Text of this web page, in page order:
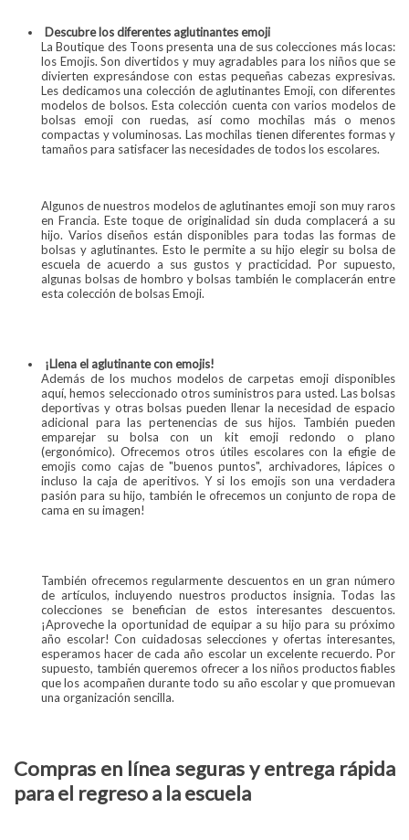
Descubre los diferentes aglutinantes emoji
La Boutique des Toons presenta una de sus colecciones más locas:
los Emojis. Son divertidos y muy agradables para los niños que se
divierten expresándose con estas pequeñas cabezas expresivas.
Les dedicamos una colección de aglutinantes Emoji, con diferentes
modelos de bolsos. Esta colección cuenta con varios modelos de
bolsas emoji con ruedas, así como mochilas más o menos
compactas y voluminosas. Las mochilas tienen diferentes formas y
tamaños para satisfacer las necesidades de todos los escolares.
Algunos de nuestros modelos de aglutinantes emoji son muy raros
en Francia. Este toque de originalidad sin duda complacerá a su
hijo. Varios diseños están disponibles para todas las formas de
bolsas y aglutinantes. Esto le permite a su hijo elegir su bolsa de
escuela de acuerdo a sus gustos y practicidad. Por supuesto,
algunas bolsas de hombro y bolsas también le complacerán entre
esta colección de bolsas Emoji.
¡Llena el aglutinante con emojis!
Además de los muchos modelos de carpetas emoji disponibles
aquí, hemos seleccionado otros suministros para usted. Las bolsas
deportivas y otras bolsas pueden llenar la necesidad de espacio
adicional para las pertenencias de sus hijos. También pueden
emparejar su bolsa con un kit emoji redondo o plano
(ergonómico). Ofrecemos otros útiles escolares con la efigie de
emojis como cajas de "buenos puntos", archivadores, lápices o
incluso la caja de aperitivos. Y si los emojis son una verdadera
pasión para su hijo, también le ofrecemos un conjunto de ropa de
cama en su imagen!
También ofrecemos regularmente descuentos en un gran número
de artículos, incluyendo nuestros productos insignia. Todas las
colecciones se benefician de estos interesantes descuentos.
¡Aproveche la oportunidad de equipar a su hijo para su próximo
año escolar! Con cuidadosas selecciones y ofertas interesantes,
esperamos hacer de cada año escolar un excelente recuerdo. Por
supuesto, también queremos ofrecer a los niños productos fiables
que los acompañen durante todo su año escolar y que promuevan
una organización sencilla.
Compras en línea seguras y entrega rápida
para el regreso a la escuela